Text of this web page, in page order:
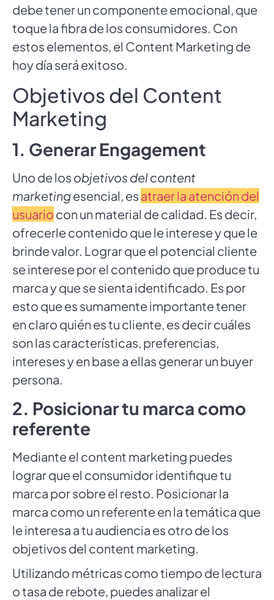
debe tener un componente emocional, que
toque la fibra de los consumidores. Con
estos elementos, el Content Marketing de
hoy día será exitoso.
Objetivos del Content
Marketing
1. Generar Engagement
Uno de los objetivos del content
marketingesencial, es atraer la atención del
usuario con un material de calidad. Es decir,
ofrecerle contenido que le interese y que le
brinde valor. Lograr que el potencial cliente
se interese por el contenido que produce tu
marca y que se sienta identificado. Es por
esto que es sumamente importante tener
en claro quién es tu cliente, es decir cuáles
son las características, preferencias,
intereses y en base a ellas generar un buyer
persona.
2. Posicionar tu marca como
referente
Mediante el content marketing puedes
lograr que el consumidor identifique tu
marca por sobre el resto. Posicionar la
marca como un referente en la temática que
le interesa a tu audiencia es otro de los
objetivos del content marketing.
Utilizando métricas como tiempo de lectura
o tasa de rebote, puedes analizar el